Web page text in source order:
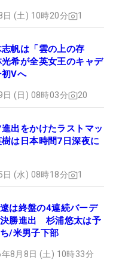
(土) 10時20分 1
志帆は「雲の上の存
希が全英女王のキャデ
初Vへ
(日) 08時03分 20
出をかけたラストマッ
は日本時間7日深夜に
(水) 08時18分 1
は終盤の4連続バーデ
決勝進出 杉浦悠太は予
/米男子下部
8月8日 (土) 10時33分